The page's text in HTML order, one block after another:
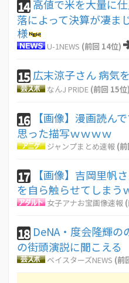
14 高値で米を大量に
落によって決算が凄ま
様
U-1NEWS (前回 14位)
15 広末涼子さん 病気
なんJ PRIDE (前回 15位)
16
【画像】漫画読ん
思った描写ｗｗｗｗ
ジャンプまとめ速報 (
17
【画像】吉岡里帆
を自ら触らせてしまう
女子アナお宝画像速報
18 DeNA・度会隆輝の
の街頭演説に聞こえる
ベイスターズNEWS (前